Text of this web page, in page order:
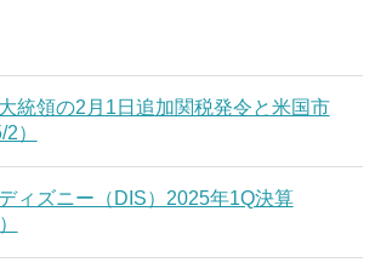
統領の2月1日追加関税発令と米国市
）
ィズニー（DIS）2025年1Q決算